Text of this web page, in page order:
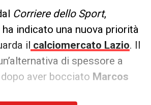
Corriere dello Sport,
ha indicato una nuova priorità
il calciomercato Lazio. Il
di spessore a
dopo aver bocciato Marcos